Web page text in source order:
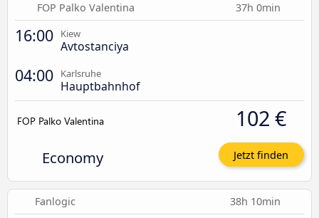
FOP Palko Valentina 37h 0min
16:00 Kiew
Avtostanciya
04:00 Karlsruhe
Hauptbahnhof
Economy
102 €
Jetzt finden
Fanlogic 38h 10min